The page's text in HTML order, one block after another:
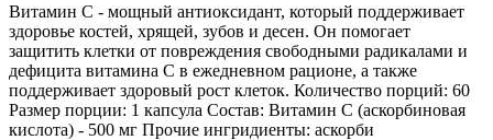
Витамин С - мощный антиоксидант, который поддерживает
здоровье костей, хрящей, зубов и десен. Он помогает
защитить клетки от повреждения свободными радикалами и
дефицита витамина С в ежедневном рационе, а также
поддерживает здоровый рост клеток. Количество порций: 60
Размер порции: 1 капсула Состав: Витамин С (аскорбиновая
кислота) - 500 мг Прочие ингридиенты: аскорби